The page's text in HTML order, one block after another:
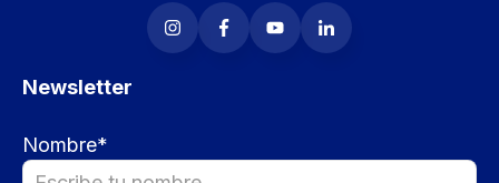
Newsletter
Nombre*